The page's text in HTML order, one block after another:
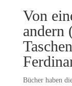
Von
andern
Bücher haben